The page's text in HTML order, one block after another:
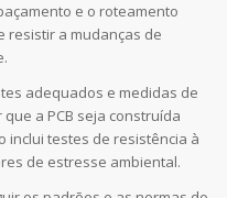
e o roteamento
resistir a mudanças de
adequados e medidas de
a PCB seja construída
inclui testes de resistência à
de estresse ambiental.